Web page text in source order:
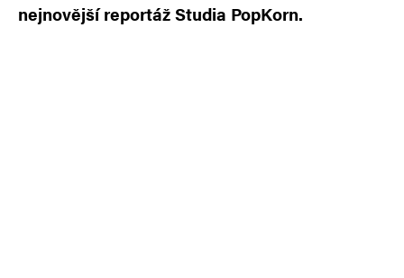
nejnovější reportáž Studia PopKorn.